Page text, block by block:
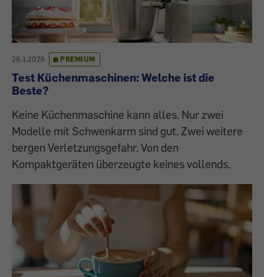
29.1.2026 PREMIUM
Test Küchenmaschinen: Welche ist die
Beste?
Keine Küchenmaschine kann alles. Nur zwei
Modelle mit Schwenkarm sind gut. Zwei weitere
bergen Verletzungsgefahr. Von den
Kompaktgeräten überzeugte keines vollends.